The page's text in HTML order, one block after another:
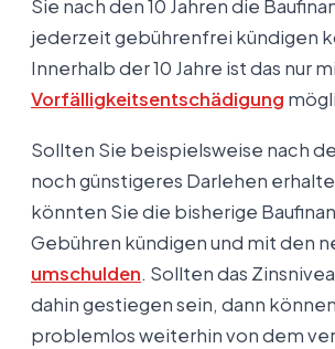
Sie nach den 10 Jahren die
jederzeit gebührenfrei kündigen
Innerhalb der 10 Jahre ist das nur
Vorfälligkeitsentschädigung
Sollten Sie beispielsweise nach
noch günstigeres Darlehen
könnten Sie die bisherige
Gebühren kündigen und mit den
umschulden. Sollten das
dahin gestiegen sein, dann
problemlos weiterhin von dem